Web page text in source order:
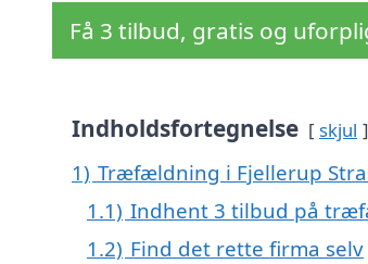
Få 3 tilbud, gratis og
Indholdsfortegnelse skjul
1) Træfældning i Fjellerup
1.1) Indhent 3 tilbud på
1.2) Find det rette firma selv